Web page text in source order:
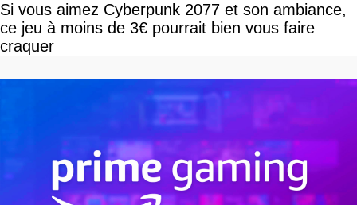
Si vous aimez Cyberpunk 2077 et son ambiance,
ce jeu à moins de 3€ pourrait bien vous faire
craquer